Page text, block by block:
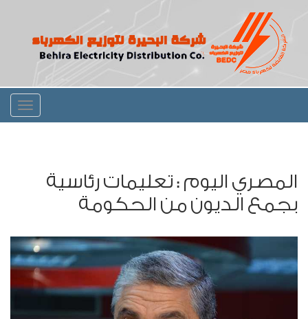
Toggle
المصري اليوم : تعليمات رئاسية
بجمع الديون من الحكومة